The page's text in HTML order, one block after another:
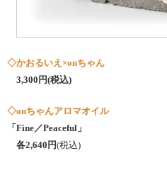
◇かおるいえ×onちゃん
3,300円(税込)
◇onちゃんアロマオイル
「Fine／Peaceful」
各2,640円(税込)